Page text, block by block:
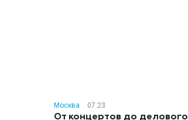
Москва 07:23
От концертов до делового